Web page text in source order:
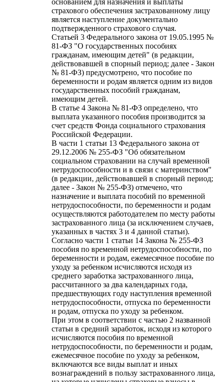
основанием для назначения и выплаты
страхового обеспечения застрахованному лицу
является наступление документально
подтвержденного страхового случая.
Статьей 3 Федерального закона от 19.05.1995 №
81-ФЗ "О государственных пособиях
гражданам, имеющим детей" (в редакции,
действовавшей в спорный период; далее - Закон
№ 81-ФЗ) предусмотрено, что пособие по
беременности и родам является одним из видов
государственных пособий гражданам,
имеющим детей.
В статье 4 Закона № 81-ФЗ определено, что
выплата указанного пособия производится за
счет средств Фонда социального страхования
Российской Федерации.
В части 1 статьи 13 Федерального закона от
29.12.2006 № 255-ФЗ "Об обязательном
социальном страховании на случай временной
нетрудоспособности и в связи с материнством"
(в редакции, действовавшей в спорный период;
далее - Закон № 255-ФЗ) отмечено, что
назначение и выплата пособий по временной
нетрудоспособности, по беременности и родам
осуществляются работодателем по месту работы
застрахованного лица (за исключением случаев,
указанных в частях 3 и 4 данной статьи).
Согласно части 1 статьи 14 Закона № 255-ФЗ
пособия по временной нетрудоспособности, по
беременности и родам, ежемесячное пособие по
уходу за ребенком исчисляются исходя из
среднего заработка застрахованного лица,
рассчитанного за два календарных года,
предшествующих году наступления временной
нетрудоспособности, отпуска по беременности
и родам, отпуска по уходу за ребенком.
При этом в соответствии с частью 2 названной
статьи в средний заработок, исходя из которого
исчисляются пособия по временной
нетрудоспособности, по беременности и родам,
ежемесячное пособие по уходу за ребенком,
включаются все виды выплат и иных
вознаграждений в пользу застрахованного лица,